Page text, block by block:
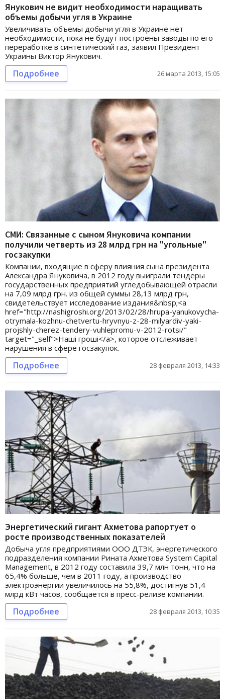
Янукович не видит необходимости наращивать
объемы добычи угля в Украине
Увеличивать объемы добычи угля в Украине нет
необходимости, пока не будут построены заводы по его
переработке в синтетический газ, заявил Президент
Украины Виктор Янукович.
Подробнее 26 марта 2013, 15:05
СМИ: Связанные с сыном Януковича компании
получили четверть из 28 млрд грн на "угольные"
госзакупки
Компании, входящие в сферу влияния сына президента
Александра Януковича, в 2012 году выиграли тендеры
государственных предприятий угледобывающей отрасли
на 7,09 млрд грн. из общей суммы 28,13 млрд грн,
свидетельствует исследование издания&nbsp;<a
href="http://nashigroshi.org/2013/02/28/hrupa-yanukovycha-
otrymala-kozhnu-chetvertu-hryvnyu-z-28-milyardiv-yaki-
projshly-cherez-tendery-vuhlepromu-v-2012-rotsi/"
target="_self">Наші гроші</a>, которое отслеживает
нарушения в сфере госзакупок.
Подробнее 28 февраля 2013, 14:33
Энергетический гигант Ахметова рапортует о
росте производственных показателей
Добыча угля предприятиями ООО ДТЭК, энергетического
подразделения компании Рината Ахметова System Capital
Management, в 2012 году составила 39,7 млн тонн, что на
65,4% больше, чем в 2011 году, а производство
электроэнергии увеличилось на 55,8%, достигнув 51,4
млрд кВт часов, сообщается в пресс-релизе компании.
Подробнее 28 февраля 2013, 10:35